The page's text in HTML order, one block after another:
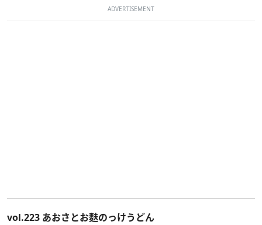
ADVERTISEMENT
vol.223 あおさとお麩のっけうどん